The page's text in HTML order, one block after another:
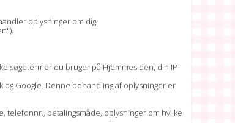
oplysninger om dig.
søgetermer du bruger på Hjemmesiden, din IP-
Google. Denne behandling af oplysninger er
telefonnr., betalingsmåde, oplysninger om hvilke